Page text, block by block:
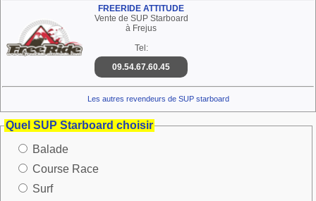
FREERIDE ATTITUDE
Vente de SUP Starboard
à Frejus
Tel:
09.54.67.60.45
Les autres revendeurs de SUP starboard
Quel SUP Starboard choisir
Balade
Course Race
Surf